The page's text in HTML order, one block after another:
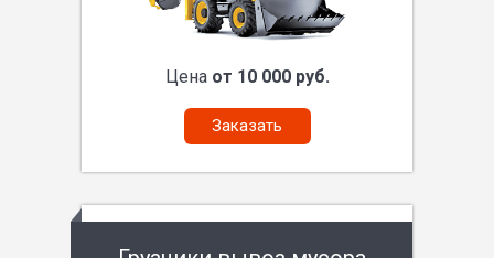
Цена от 10 000 руб.
Заказать